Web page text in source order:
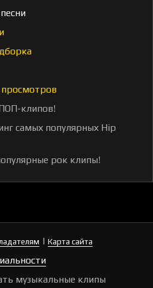
клипов!
самых популярных Hip
рок клипы!
| Карта сайта
музыкальные клипы